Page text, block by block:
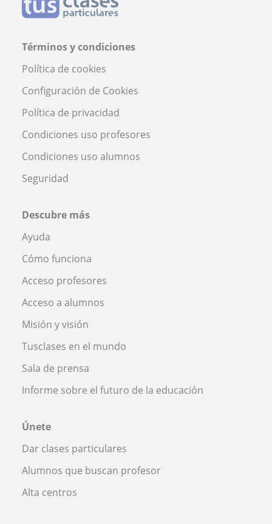
Términos y condiciones
Política de cookies
Configuración de Cookies
Política de privacidad
Condiciones uso profesores
Condiciones uso alumnos
Seguridad
Descubre más
Ayuda
Cómo funciona
Acceso profesores
Acceso a alumnos
Misión y visión
Tusclases en el mundo
Sala de prensa
Informe sobre el futuro de la educación
Únete
Dar clases particulares
Alumnos que buscan profesor
Alta centros